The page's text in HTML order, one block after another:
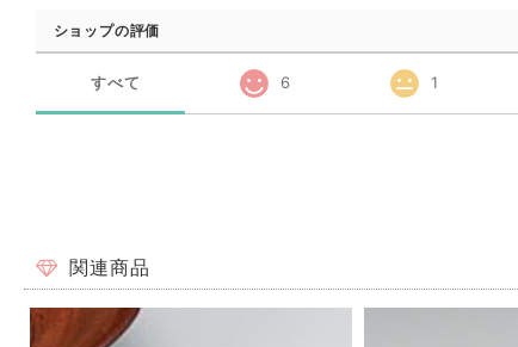
ショップの評価
すべて 6 1
関連商品